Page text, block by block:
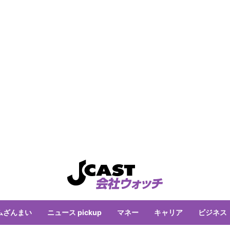
ざんまい ニュース pickup マネー キャリア ビジネス